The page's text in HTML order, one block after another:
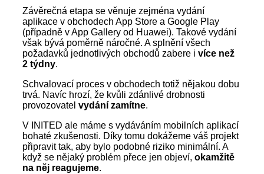
Závěrečná etapa se věnuje zejména vydání
aplikace v obchodech App Store a Google Play
(případně v App Gallery od Huawei). Takové vydání
však bývá poměrně náročné. A splnění všech
požadavků jednotlivých obchodů zabere i více než
2 týdny.
Schvalovací proces v obchodech totiž nějakou dobu
trvá. Navíc hrozí, že kvůli zdánlivé drobnosti
provozovatel vydání zamítne.
V INITED ale máme s vydáváním mobilních aplikací
bohaté zkušenosti. Díky tomu dokážeme váš projekt
připravit tak, aby bylo podobné riziko minimální. A
když se nějaký problém přece jen objeví, okamžitě
na něj reagujeme.